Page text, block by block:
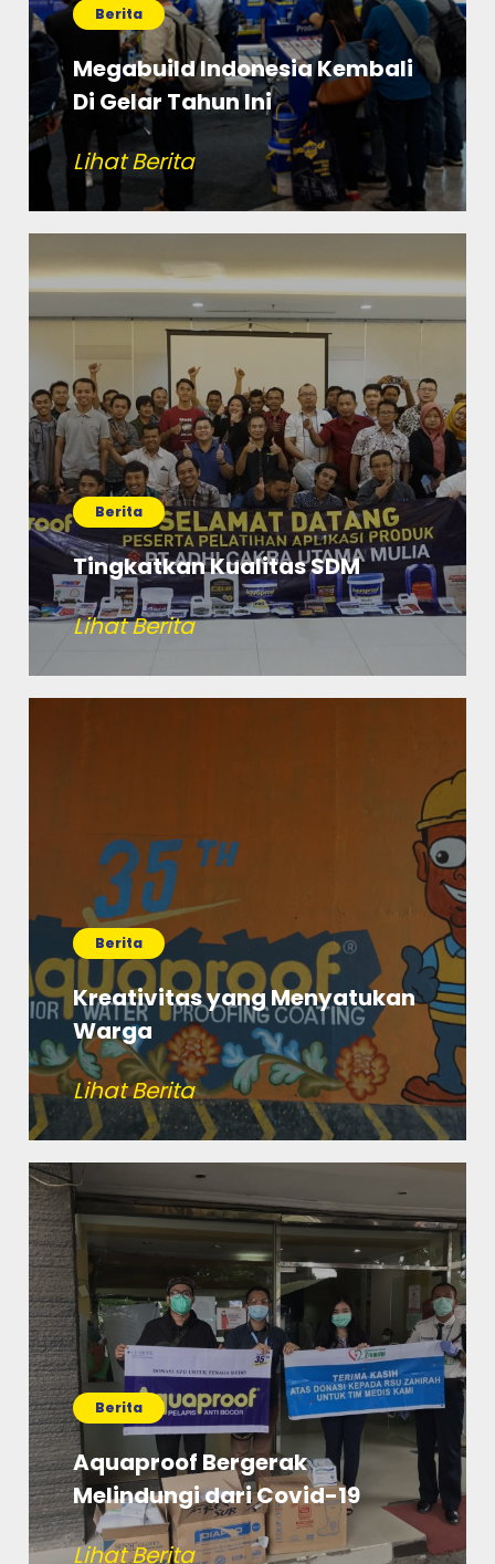
Berita
Megabuild Indonesia Kembali
Di Gelar Tahun Ini
Lihat Berita
Berita
Tingkatkan Kualitas SDM
Lihat Berita
Berita
Kreativitas yang Menyatukan
Warga
Lihat Berita
Berita
Aquaproof Bergerak
Melindungi dari Covid-19
Lihat Berita